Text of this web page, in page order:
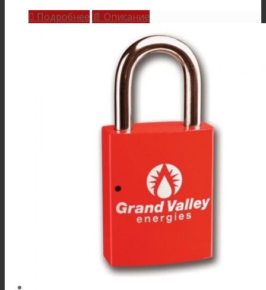
 Подробнее 📄 Описание